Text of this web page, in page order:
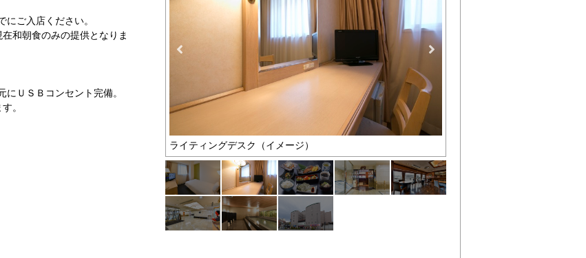
ご入店ください。
和朝食のみの提供となりま
にＵＳＢコンセント完備。
。
ライティングデスク（イメージ）